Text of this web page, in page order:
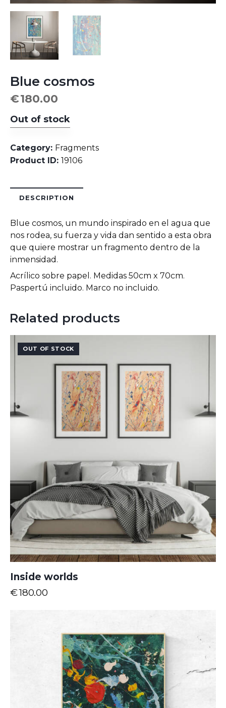
Blue cosmos
€180.00
Out of stock
Category: Fragments
Product ID: 19106
DESCRIPTION
Blue cosmos, un mundo inspirado en el agua que
nos rodea, su fuerza y vida dan sentido a esta obra
que quiere mostrar un fragmento dentro de la
inmensidad.
Acrílico sobre papel. Medidas 50cm x 70cm.
Paspertú incluido. Marco no incluido.
Related products
OUT OF STOCK
Inside worlds
€180.00